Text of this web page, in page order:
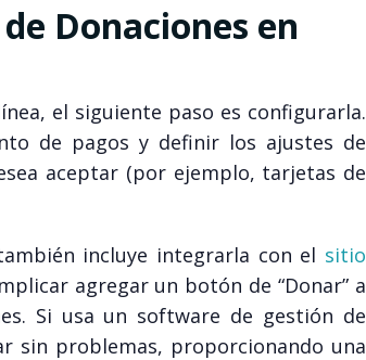
Donaciones en
el siguiente paso es configurarla.
de pagos y definir los ajustes de
aceptar (por ejemplo, tarjetas de
incluye integrarla con el sitio
agregar un botón de “Donar” a
Si usa un software de gestión de
sin problemas, proporcionando una